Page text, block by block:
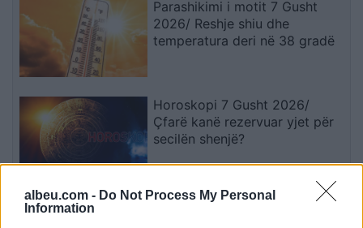
albeu.com - Do Not Process My Personal
Information
Parashikimi i motit 7 Gusht
2026/ Reshje shiu dhe
temperatura deri në 38 gradë
Horoskopi 7 Gusht 2026/
Çfarë kanë rezervuar yjet për
secilën shenjë?
Nga gëzimi i dasmës te